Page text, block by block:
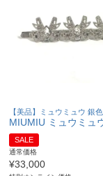
【美品】ミュウミュウ 銀色
SALE
通常価格
¥33,000